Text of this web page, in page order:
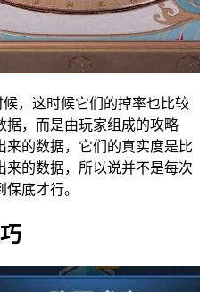
，这时候它们的掉率也比较
据，而是由玩家组成的攻略
的数据，它们的真实度是比
的数据，所以说并不是每次
底才行。